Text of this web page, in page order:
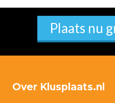
Plaats nu
Over Klusplaats.nl